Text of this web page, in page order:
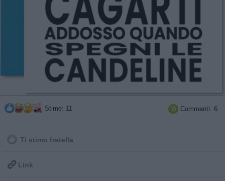
Stime: 11  Commenti: 6
Ti stimo fratella
 Link